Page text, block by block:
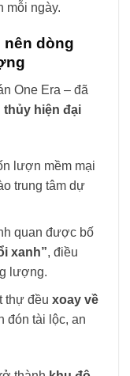
mỗi ngày.
nên dòng
One Era – đã
hiện đại
lượn mềm mại
trung tâm dự
quan được bố
xanh”, điều
lượng.
thự đều xoay về
đón tài lộc, an